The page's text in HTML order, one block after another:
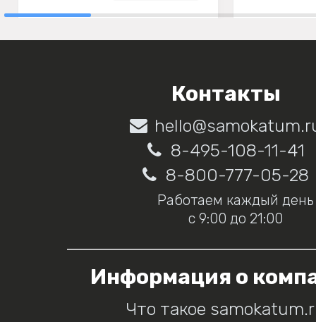
Контакты
8-495-108-11-41
8-800-777-05-28
Работаем каждый день
с 9:00 до 21:00
Информация о
Что такое